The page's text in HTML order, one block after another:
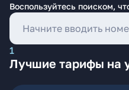
Воспользуйтесь поиском,
1
Лучшие тарифы на